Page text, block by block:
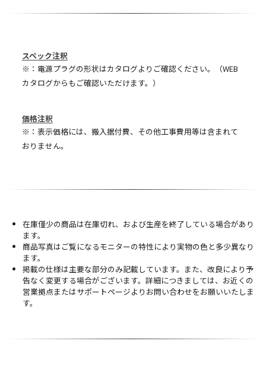
スペック注釈
※：電源プラグの形状はカタログよりご確認ください。（WEB
カタログからもご確認いただけます。）
価格注釈
※：表示価格には、搬入据付費、その他工事費用等は含まれて
おりません。
在庫僅少の商品は在庫切れ、および生産を終了している場合があり
ます。
商品写真はご覧になるモニターの特性により実物の色と多少異なり
ます。
掲載の仕様は主要な部分のみ記載しています。また、改良により予
告なく変更する場合がございます。詳細につきましては、お近くの
営業拠点またはサポートページよりお問い合わせをお願いいたしま
す。